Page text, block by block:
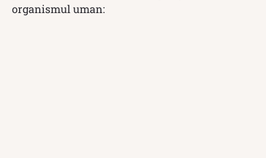
organismul uman: